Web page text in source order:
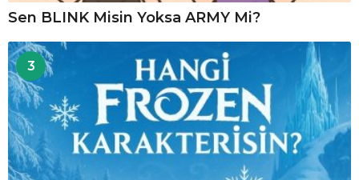
Sen BLINK Misin Yoksa ARMY Mi?
3